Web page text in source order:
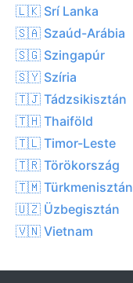
🇱🇰 Srí Lanka
🇸🇦 Szaúd-Arábia
🇸🇬 Szingapúr
🇸🇾 Szíria
🇹🇯 Tádzsikisztán
🇹🇭 Thaiföld
🇹🇱 Timor-Leste
🇹🇷 Törökország
🇹🇲 Türkmenisztán
🇺🇿 Üzbegisztán
🇻🇳 Vietnam